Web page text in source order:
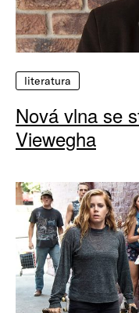
literatura
Nová vlna se
Viewegha